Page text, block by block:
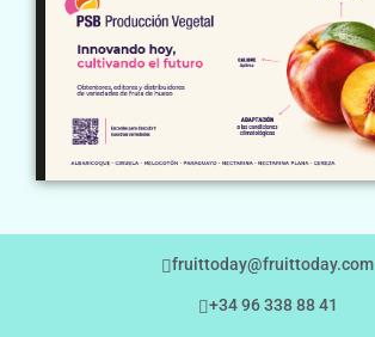
fruittoday@fruittoday.com
+34 96 338 88 41